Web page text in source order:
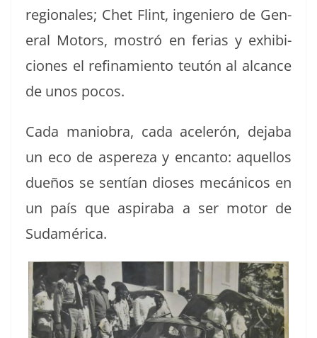
regionales; Chet Flint, inge­niero de Gen­
er­al Motors, mostró en ferias y exhibi­
ciones el refi­namien­to teutón al alcance
de unos pocos.
Cada man­io­bra, cada acel­erón, deja­ba
un eco de aspereza y encan­to: aque­l­los
dueños se sen­tían dios­es mecáni­cos en
un país que aspira­ba a ser motor de
Sudamérica.